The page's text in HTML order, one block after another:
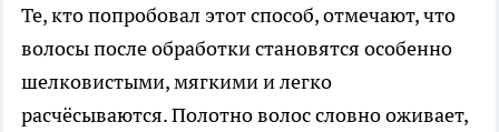
Те, кто попробовал этот способ, отмечают, что
волосы после обработки становятся особенно
шелковистыми, мягкими и легко
расчёсываются. Полотно волос словно оживает,